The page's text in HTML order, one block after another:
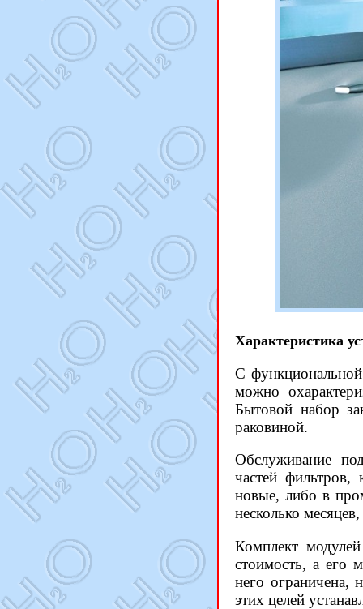
Характеристика
С
можно
Бытовой набор
раковиной.
Обслуживание
частей фильтров,
новые, либо в
несколько
Комплект
стоимость, а его
него ограничена,
этих целей